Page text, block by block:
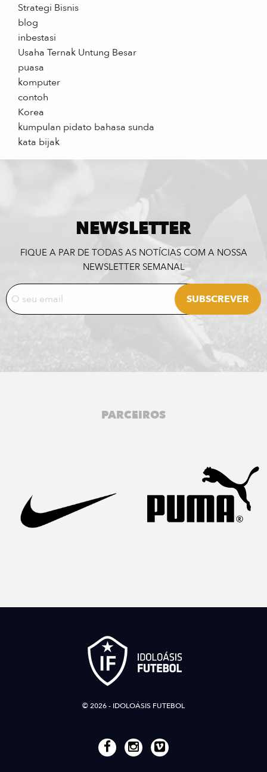
Strategi Bisnis
blog
inbestasi
Usaha Ternak Untung Besar
puasa
komputer
contoh
Korea
kumpulan pidato bahasa sunda
kata bijak
NEWSLETTER
FIQUE A PAR DE TODAS AS NOTÍCIAS COM A NOSSA
NEWSLETTER SEMANAL
PARCEIROS
© 2026 - IDOLOÁSIS FUTEBOL